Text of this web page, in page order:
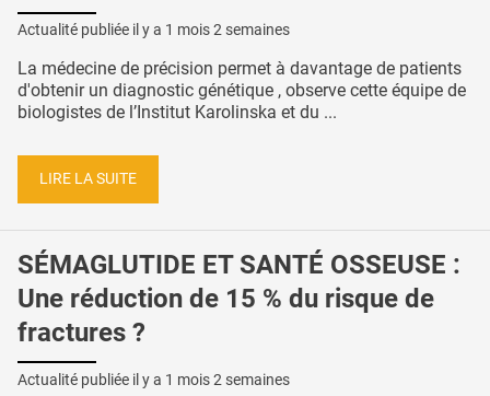
Actualité publiée il y a 1 mois 2 semaines
La médecine de précision permet à davantage de patients
d'obtenir un diagnostic génétique , observe cette équipe de
biologistes de l’Institut Karolinska et du ...
LIRE LA SUITE
SÉMAGLUTIDE ET SANTÉ OSSEUSE :
Une réduction de 15 % du risque de
fractures ?
Actualité publiée il y a 1 mois 2 semaines